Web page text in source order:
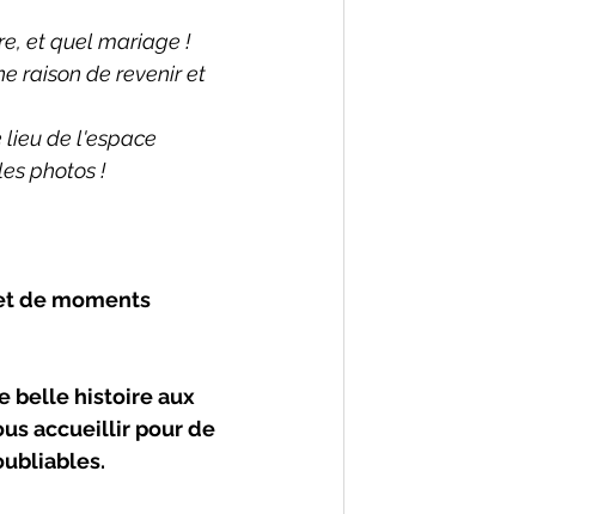
et quel mariage !
raison de revenir et
lieu de l'espace
photos !
de moments
belle histoire aux
accueillir pour de